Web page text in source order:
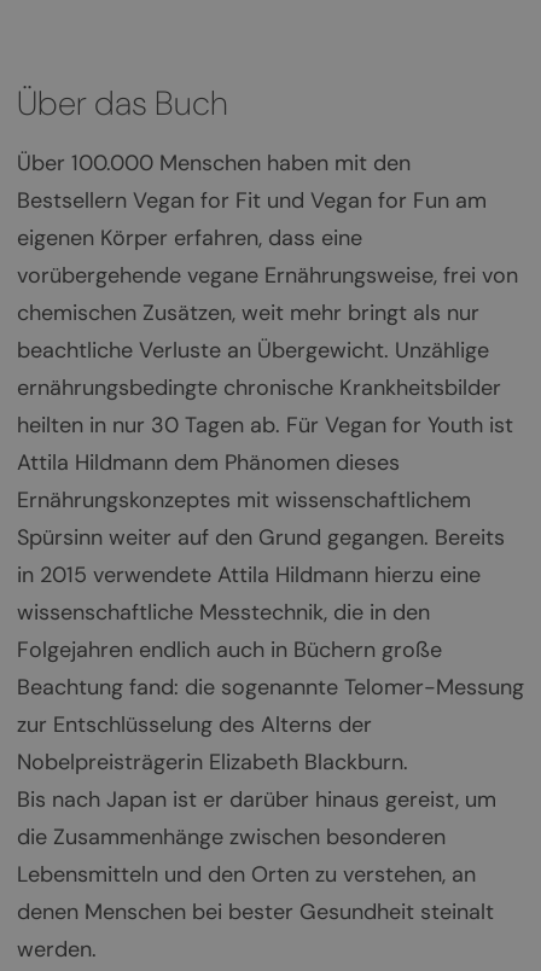
Über das Buch
Über 100.000 Menschen haben mit den
Bestsellern Vegan for Fit und Vegan for Fun am
eigenen Körper erfahren, dass eine
vorübergehende vegane Ernährungsweise, frei von
chemischen Zusätzen, weit mehr bringt als nur
beachtliche Verluste an Übergewicht. Unzählige
ernährungsbedingte chronische Krankheitsbilder
heilten in nur 30 Tagen ab. Für Vegan for Youth ist
Attila Hildmann dem Phänomen dieses
Ernährungskonzeptes mit wissenschaftlichem
Spürsinn weiter auf den Grund gegangen. Bereits
in 2015 verwendete Attila Hildmann hierzu eine
wissenschaftliche Messtechnik, die in den
Folgejahren endlich auch in Büchern große
Beachtung fand: die sogenannte Telomer-Messung
zur Entschlüsselung des Alterns der
Nobelpreisträgerin Elizabeth Blackburn.
Bis nach Japan ist er darüber hinaus gereist, um
die Zusammenhänge zwischen besonderen
Lebensmitteln und den Orten zu verstehen, an
denen Menschen bei bester Gesundheit steinalt
werden.